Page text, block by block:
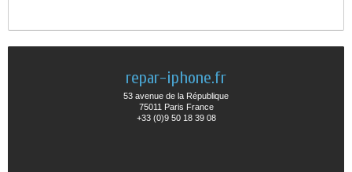
repar-iphone.fr
53 avenue de la République
75011 Paris France
+33 (0)9 50 18 39 08